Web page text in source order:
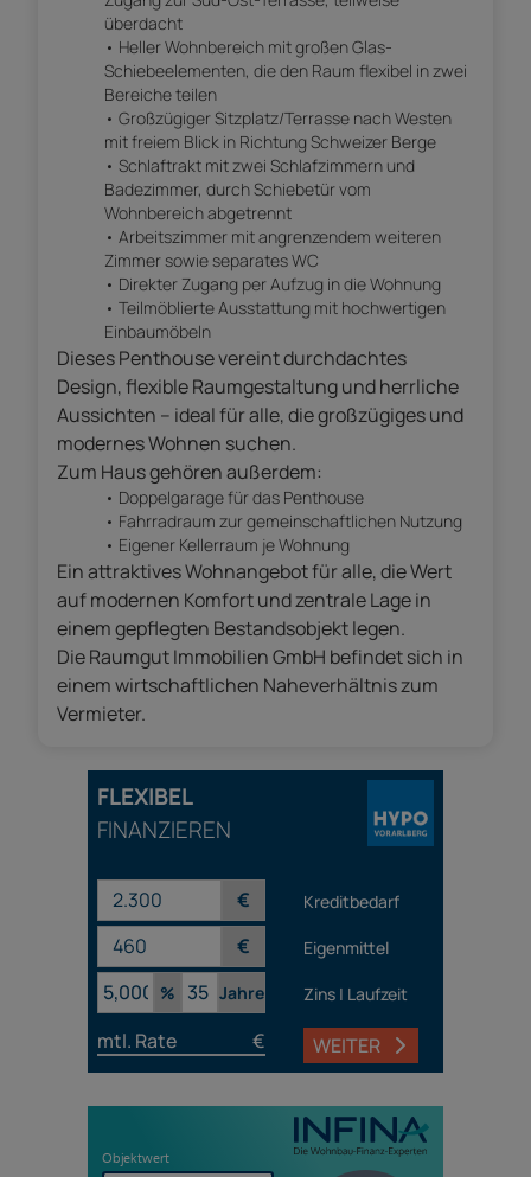
überdacht
Heller Wohnbereich mit großen Glas-
Schiebeelementen, die den Raum flexibel in zwei
Bereiche teilen
Großzügiger Sitzplatz/Terrasse nach Westen
mit freiem Blick in Richtung Schweizer Berge
Schlaftrakt mit zwei Schlafzimmern und
Badezimmer, durch Schiebetür vom
Wohnbereich abgetrennt
Arbeitszimmer mit angrenzendem weiteren
Zimmer sowie separates WC
Direkter Zugang per Aufzug in die Wohnung
Teilmöblierte Ausstattung mit hochwertigen
Einbaumöbeln
Dieses Penthouse vereint durchdachtes
Design, flexible Raumgestaltung und herrliche
Aussichten – ideal für alle, die großzügiges und
modernes Wohnen suchen.
Zum Haus gehören außerdem:
Doppelgarage für das Penthouse
Fahrradraum zur gemeinschaftlichen Nutzung
Eigener Kellerraum je Wohnung
Ein attraktives Wohnangebot für alle, die Wert
auf modernen Komfort und zentrale Lage in
einem gepflegten Bestandsobjekt legen.
Die Raumgut Immobilien GmbH befindet sich in
einem wirtschaftlichen Naheverhältnis zum
Vermieter.
FLEXIBEL
FINANZIEREN
€ Kreditbedarf
€
Eigenmittel
%
Jahre Zins | Laufzeit
mtl. Rate € WEITER